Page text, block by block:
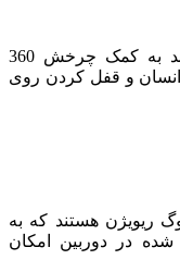
قابلیت تعقیب هوشمند این دوربین میتواند به کمک چرخش 360
انسان و قفل کردن روی
ریویژن هستند که به
شده در دوربین امکان